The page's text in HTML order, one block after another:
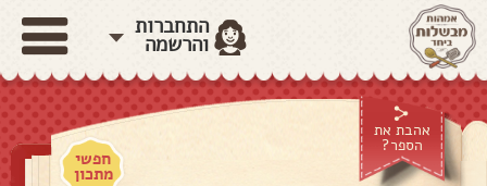
התחברות
והרשמה
אהבת את
הספר?
חפשי
מתכון